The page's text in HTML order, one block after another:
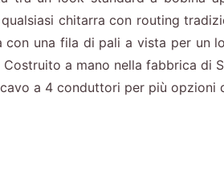
chitarra con routing
una fila di pali a vista per un
a mano nella fabbrica di
a 4 conduttori per più